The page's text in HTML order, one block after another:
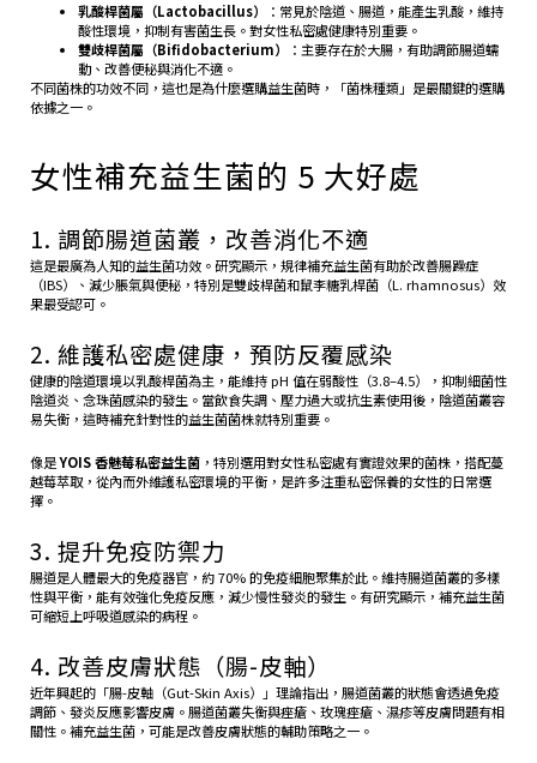
乳酸桿菌屬（Lactobacillus）
：常見於陰道、腸道，能產生乳酸，維持
酸性環境，抑制有害菌生長。對女性私密處健康特別重要。
雙歧桿菌屬（Bifidobacterium）
：主要存在於大腸，有助調節腸道蠕
動、改善便秘與消化不適。
不同菌株的功效不同，這也是為什麼選購益生菌時，「菌株種類」是最關鍵的選購
依據之一。
女性補充益生菌的 5 大好處
1. 調節腸道菌叢，改善消化不適
這是最廣為人知的益生菌功效。研究顯示，規律補充益生菌有助於改善腸躁症
（IBS）、減少脹氣與便秘，特別是雙歧桿菌和鼠李糖乳桿菌（L. rhamnosus）效
果最受認可。
2. 維護私密處健康，預防反覆感染
健康的陰道環境以乳酸桿菌為主，能維持 pH 值在弱酸性（3.8–4.5），抑制細菌性
陰道炎、念珠菌感染的發生。當飲食失調、壓力過大或抗生素使用後，陰道菌叢容
易失衡，這時補充針對性的益生菌菌株就特別重要。
像是YOIS 香魅莓私密益生菌 ，特別選用對女性私密處有實證效果的菌株，搭配蔓
越莓萃取，從內而外維護私密環境的平衡，是許多注重私密保養的女性的日常選
擇。
3. 提升免疫防禦力
腸道是人體最大的免疫器官，約 70% 的免疫細胞聚集於此。維持腸道菌叢的多樣
性與平衡，能有效強化免疫反應，減少慢性發炎的發生。有研究顯示，補充益生菌
可縮短上呼吸道感染的病程。
4. 改善皮膚狀態（腸-皮軸）
近年興起的「腸-皮軸（Gut-Skin Axis）」理論指出，腸道菌叢的狀態會透過免疫
調節、發炎反應影響皮膚。腸道菌叢失衡與痤瘡、玫瑰痤瘡、濕疹等皮膚問題有相
關性。補充益生菌，可能是改善皮膚狀態的輔助策略之一。